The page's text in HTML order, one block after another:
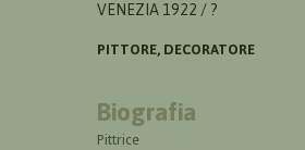
VENEZIA 1922 / ?
PITTORE, DECORATORE
Biografia
Pittrice